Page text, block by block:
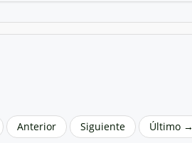
Anterior Siguiente Último →